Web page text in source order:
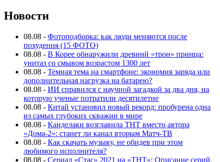
Новости
08.08 - Фотоподборка: как люди меняются после
похудения (15 ФОТО)
08.08 - В Корее обнаружили древний «трон» принца:
унитаз со смывом возрастом 1300 лет
08.08 - Темная тема на смартфоне: экономия заряда или
дополнительная нагрузка на батарею?
08.08 - ИИ справился с научной загадкой за два дня, на
которую ученые потратили десятилетие
08.08 - Китай установил новый рекорд: пробурена одна
из самых глубоких скважин в мире
08.08 - Канделаки возглавила ТНТ вместо автора
«Дома-2»: станет ли канал вторым Матч-ТВ
08.08 - Как скачать музыку, не обидев при этом
любимого исполнителя?
08.08 - Сериал «Стас» 2021 на «ТНТ»: Описание серий,